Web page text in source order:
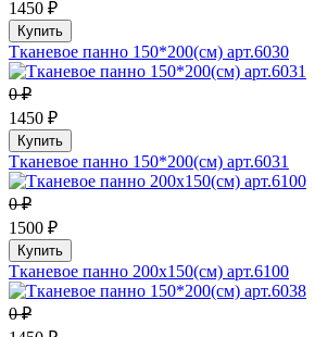
1450 ₽
Купить
Тканевое панно 150*200(см) арт.6030
0 ₽
1450 ₽
Купить
Тканевое панно 150*200(см) арт.6031
0 ₽
1500 ₽
Купить
Тканевое панно 200х150(см) арт.6100
0 ₽